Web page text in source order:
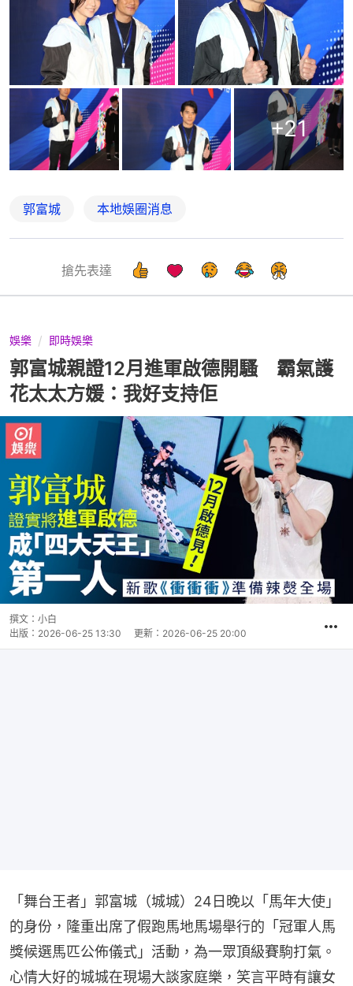
+21
郭富城 本地娛圈消息
搶先表達
娛樂 即時娛樂
郭富城親證12月進軍啟德開騷 霸氣護
花太太方媛：我好支持佢
撰文： 小白
出版： 2026-06-25 13:30 更新： 2026-06-25 20:00
「舞台王者」郭富城（城城）24日晚以「馬年大使」
的身份，隆重出席了假跑馬地馬場舉行的「冠軍人馬
獎候選馬匹公佈儀式」活動，為一眾頂級賽駒打氣。
心情大好的城城在現場大談家庭樂，笑言平時有讓女